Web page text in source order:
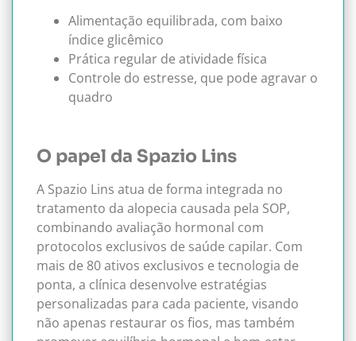
Alimentação equilibrada, com baixo
índice glicêmico
Prática regular de atividade física
Controle do estresse, que pode agravar o
quadro
O papel da Spazio Lins
A Spazio Lins atua de forma integrada no
tratamento da alopecia causada pela SOP,
combinando avaliação hormonal com
protocolos exclusivos de saúde capilar. Com
mais de 80 ativos exclusivos e tecnologia de
ponta, a clínica desenvolve estratégias
personalizadas para cada paciente, visando
não apenas restaurar os fios, mas também